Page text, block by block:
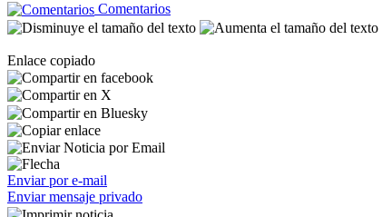
Comentarios
Enlace copiado
Enviar por e-mail
Enviar mensaje privado